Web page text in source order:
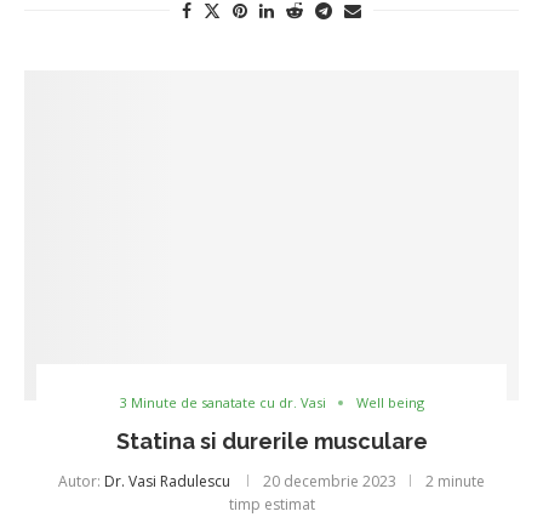
3 Minute de sanatate cu dr. Vasi Well being
Statina si durerile musculare
Autor: Dr. Vasi Radulescu 20 decembrie 2023
2 minute
timp estimat